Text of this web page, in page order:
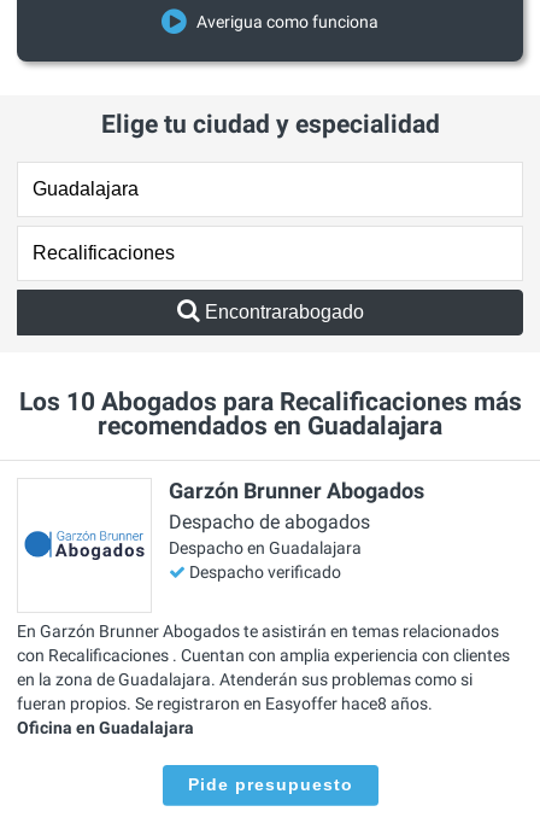
Averigua como funciona
Elige tu ciudad y especialidad
Encontrarabogado
Los 10 Abogados para Recalificaciones más
recomendados en Guadalajara
Garzón Brunner Abogados
Despacho de abogados
Despacho en Guadalajara
Despacho verificado
En Garzón Brunner Abogados te asistirán en temas relacionados
con Recalificaciones . Cuentan con amplia experiencia con clientes
en la zona de Guadalajara. Atenderán sus problemas como si
fueran propios. Se registraron en Easyoffer hace8 años.
Oficina en Guadalajara
Pide presupuesto